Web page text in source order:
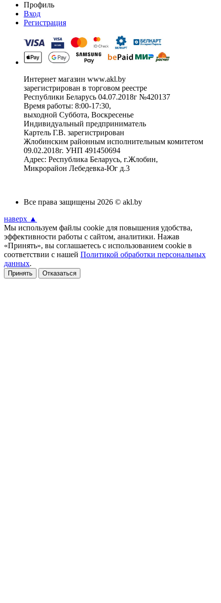
Профиль
Вход
Регистрация
Интернет магазин www.akl.by
зарегистрирован в торговом реестре
Республики Беларусь 04.07.2018г №420137
Время работы: 8:00-17:30,
выходной Суббота, Воскресенье
Индивидуальный предприниматель
Картель Г.В. зарегистрирован
Жлобинским районным исполнительным комитетом
09.02.2018г. УНП 491450694
Адрес: Республика Беларусь, г.Жлобин,
Микрорайон Лебедевка-Юг д.3
Все права защищены 2026 © akl.by
наверх ▲
Мы используем файлы cookie для повышения удобства,
эффективности работы с сайтом, аналитики. Нажав
«Принять», вы соглашаетесь с использованием cookie в
соответствии с нашей Политикой обработки персональных
данных.
Принять Отказаться